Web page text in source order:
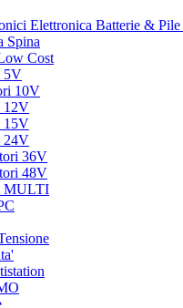
Elettronica Batterie & Pile
Spina
Cost
5V
10V
12V
15V
24V
36V
48V
MULTI